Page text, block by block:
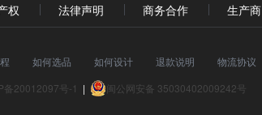
权 法律声明 商务合作 生产商
如何选品 如何设计 退款说明
物流协议
备20012097号-1 | 闽公网安备 35030402009242号